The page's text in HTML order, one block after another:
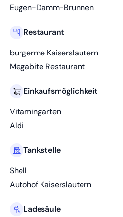
Eugen-Damm-Brunnen
Restaurant
burgerme Kaiserslautern
Megabite Restaurant
Einkaufsmöglichkeit
Vitamingarten
Aldi
Tankstelle
Shell
Autohof Kaiserslautern
Ladesäule